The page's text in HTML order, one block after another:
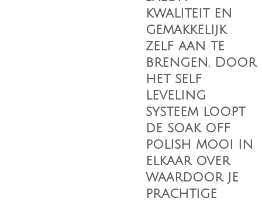
kwaliteit en
gemakkelijk
zelf aan te
brengen. Door
het self
leveling
systeem loopt
de soak off
polish mooi in
elkaar over
waardoor je
prachtige